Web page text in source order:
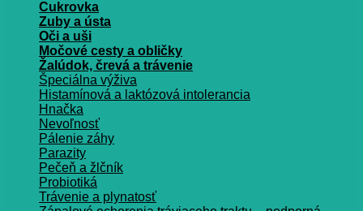
Cukrovka
Zuby a ústa
Oči a uši
Močové cesty a obličky
Žalúdok, črevá a trávenie
Špeciálna výživa
Histamínová a laktózová intolerancia
Hnačka
Nevoľnosť
Pálenie záhy
Parazity
Pečeň a žlčník
Probiotiká
Trávenie a plynatosť